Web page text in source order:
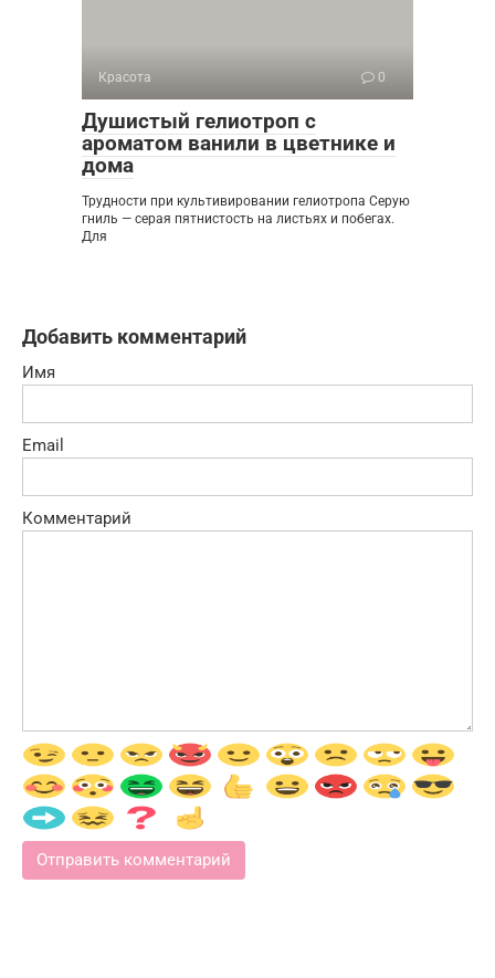
Красота 0
Душистый гелиотроп с
ароматом ванили в цветнике и
дома
Трудности при культивировании гелиотропа Серую
гниль — серая пятнистость на листьях и побегах.
Для
Добавить комментарий
Имя
Email
Комментарий